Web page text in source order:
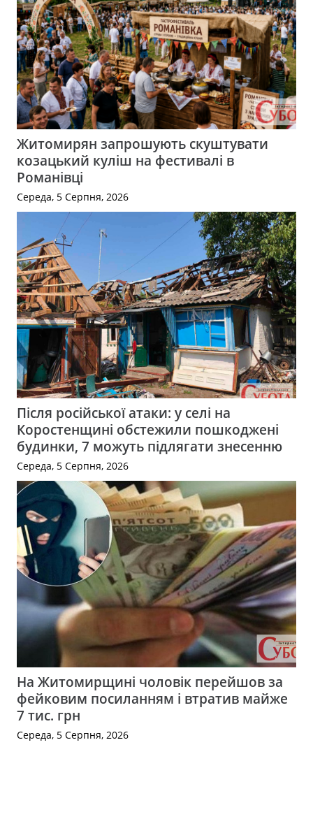
Житомирян запрошують скуштувати
козацький куліш на фестивалі в
Романівці
Середа, 5 Серпня, 2026
Після російської атаки: у селі на
Коростенщині обстежили пошкоджені
будинки, 7 можуть підлягати знесенню
Середа, 5 Серпня, 2026
На Житомирщині чоловік перейшов за
фейковим посиланням і втратив майже
7 тис. грн
Середа, 5 Серпня, 2026